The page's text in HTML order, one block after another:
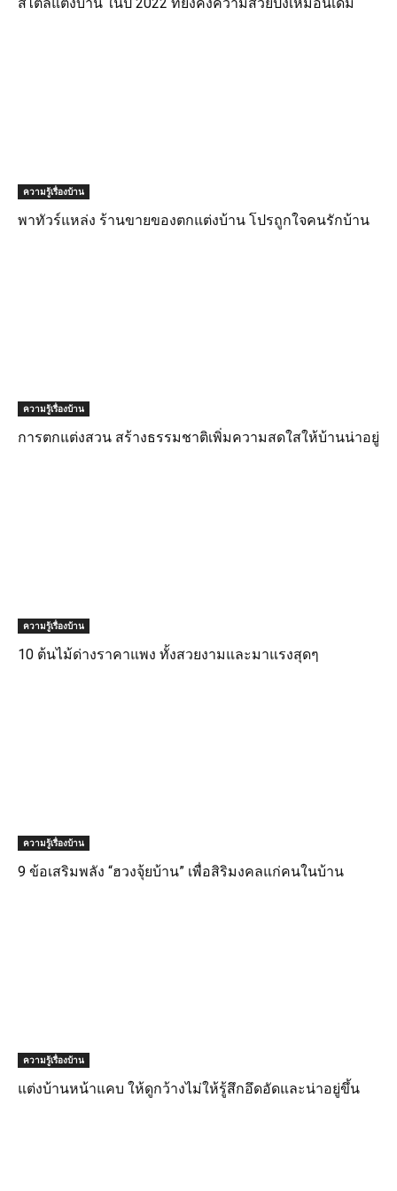
ความรู้เรื่องบ้าน
พาทัวร์แหล่ง ร้านขายของตกแต่งบ้าน โปรถูกใจคนรักบ้าน
ความรู้เรื่องบ้าน
การตกแต่งสวน สร้างธรรมชาติเพิ่มความสดใสให้บ้านน่าอยู่
ความรู้เรื่องบ้าน
10 ต้นไม้ด่างราคาแพง ทั้งสวยงามและมาแรงสุดๆ
ความรู้เรื่องบ้าน
9 ข้อเสริมพลัง “ฮวงจุ้ยบ้าน” เพื่อสิริมงคลแก่คนในบ้าน
ความรู้เรื่องบ้าน
แต่งบ้านหน้าแคบ ให้ดูกว้างไม่ให้รู้สึกอึดอัดและน่าอยู่ขึ้น